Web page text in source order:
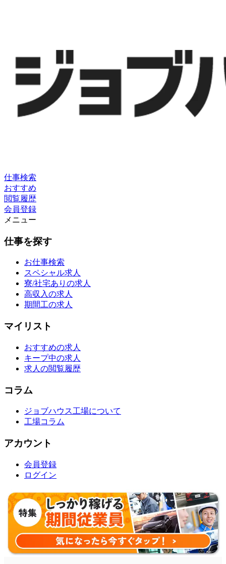
仕事検索
おすすめ
閲覧履歴
会員登録
メニュー
仕事を探す
お仕事検索
スペシャル求人
寮/社宅ありの求人
高収入の求人
期間工の求人
マイリスト
おすすめの求人
キープ中の求人
求人の閲覧履歴
コラム
ジョブハウス工場について
工場コラム
アカウント
会員登録
ログイン